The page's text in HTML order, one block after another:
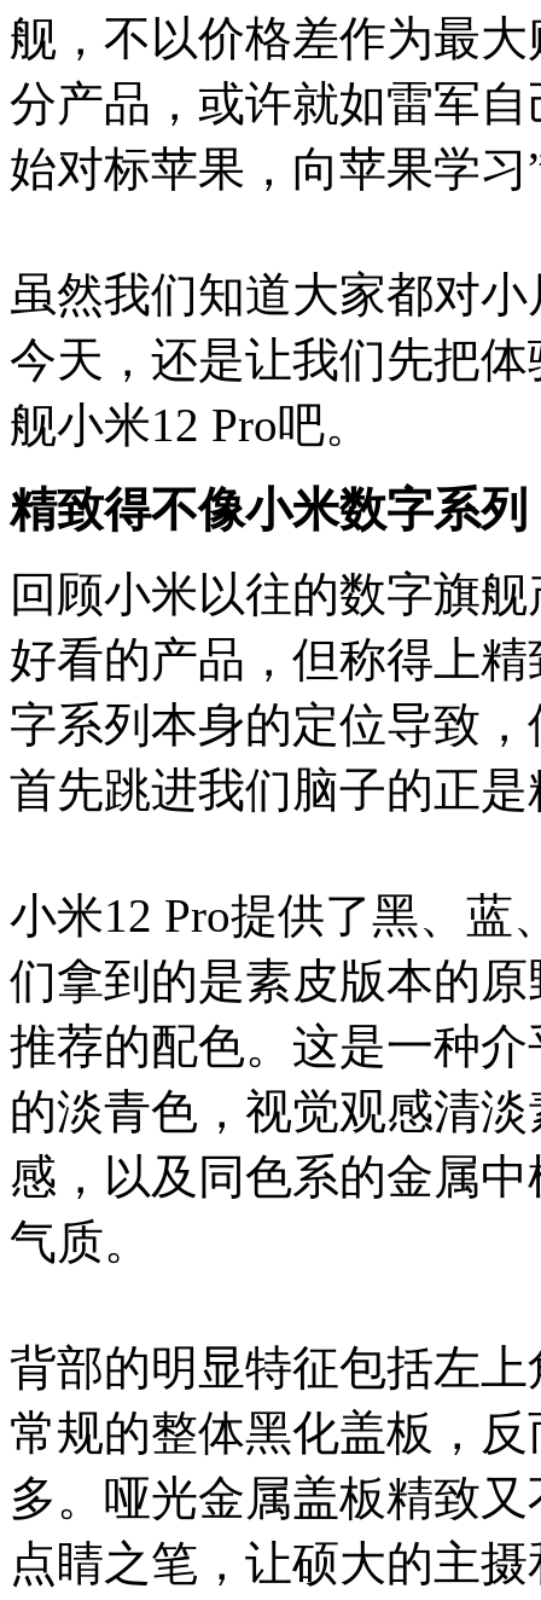
舰，不以价格差作为最
分产品，或许就如雷军
始对标苹果，向苹果学习
虽然我们知道大家都对
今天，还是让我们先把
舰小米12 Pro吧。
精致得不像小米数字系列
回顾小米以往的数字旗
好看的产品，但称得上
字系列本身的定位导致
首先跳进我们脑子的正
小米12 Pro提供了黑、
们拿到的是素皮版本的
推荐的配色。这是一种
的淡青色，视觉观感清
感，以及同色系的金属
气质。
背部的明显特征包括左
常规的整体黑化盖板，
多。哑光金属盖板精致
点睛之笔，让硕大的主